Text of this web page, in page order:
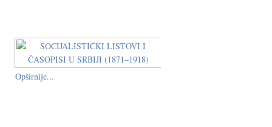
Opširnije...